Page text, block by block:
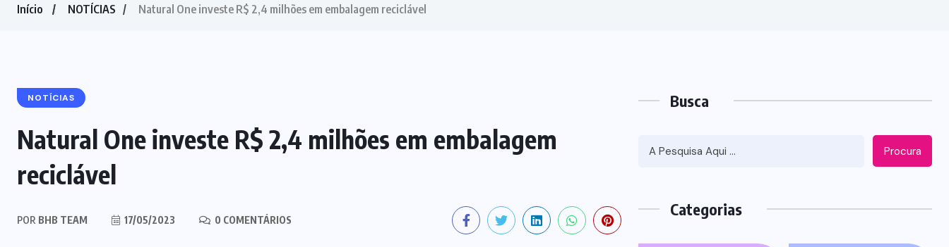
Início NOTÍCIAS Natural One investe R$ 2,4 milhões em embalagem reciclável
NOTÍCIAS
Natural One investe R$ 2,4 milhões em embalagem
reciclável
POR BHB TEAM 17/05/2023 0 COMENTÁRIOS
Busca
Procura
Categorias